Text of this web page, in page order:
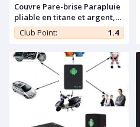
Couvre Pare-brise Parapluie
pliable en titane et argent,
bloc de lumière, rayons
ultraviolets, et aide au
de la voiture
Club Point: 1.4